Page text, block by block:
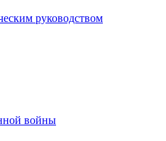
руководством
войны